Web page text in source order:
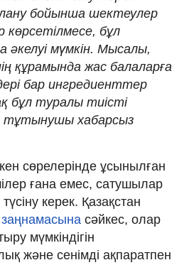
бойынша шектеулер
бұл
әкелуі мүмкін. Мысалы,
құрамында жас балаларға
бар ингредиенттер
бұл туралы тиісті
тұтынушы хабарсыз
сөрелерінде ұсынылған
ғана емес, сатушылар
керек. Қазақстан
заңнамасына сәйкес, олар
мүмкіндігін
және сенімді ақпаратпен